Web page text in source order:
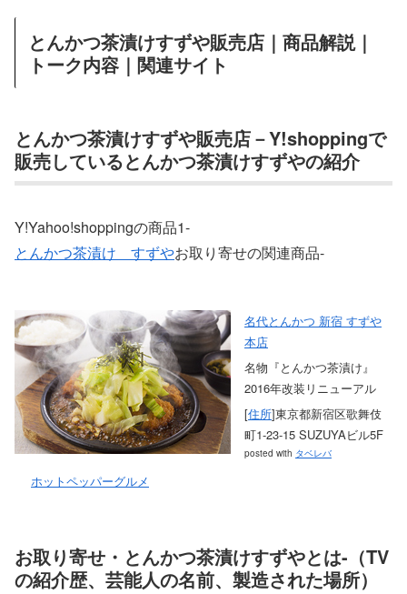
とんかつ茶漬けすずや販売店｜商品解説｜
トーク内容｜関連サイト
とんかつ茶漬けすずや販売店－Y!shoppingで
販売しているとんかつ茶漬けすずやの紹介
Y!Yahoo!shoppingの商品1-
とんかつ茶漬け すずやお取り寄せの関連商品-
名代とんかつ 新宿 すずや
本店
名物『とんかつ茶漬け』
2016年改装リニューアル
[住所]東京都新宿区歌舞伎
町1‐23‐15 SUZUYAビル5F
posted with タベレバ
ホットペッパーグルメ
お取り寄せ・とんかつ茶漬けすずやとは-（TV
の紹介歴、芸能人の名前、製造された場所）